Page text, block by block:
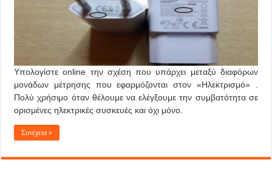
Υπολογίστε online την σχέση που υπάρχει μεταξύ διαφόρων
μονάδων μέτρησης που εφαρμόζονται στον «Ηλεκτρισμό» .
Πολύ χρήσιμο όταν θέλουμε να ελέγξουμε την συμβατότητα σε
ορισμένες ηλεκτρικές συσκευές και όχι μόνο.
Συνέχεια »